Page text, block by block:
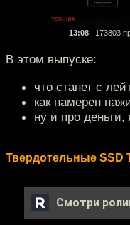
13:08 173803
В этом выпуске:
что станет с
как намерен
ну и про деньги,
Твердотельные SSD
Смотри